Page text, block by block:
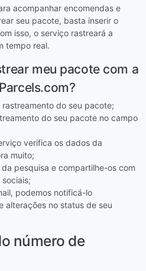
acompanhar encomendas e
seu pacote, basta inserir o
isso, o serviço rastreará a
tempo real.
meu pacote com a
do seu pacote;
do seu pacote no campo
verifica os dados da
muito;
pesquisa e compartilhe-os com
podemos notificá-lo
alterações no status de seu
número de